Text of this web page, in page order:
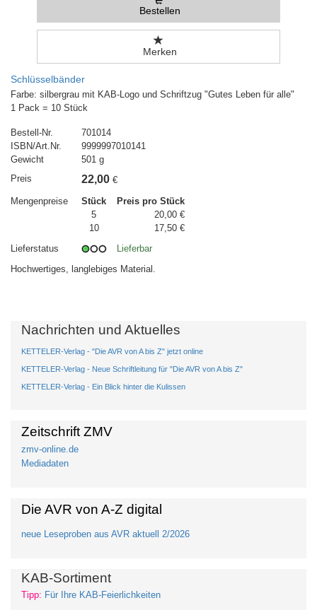
Bestellen
Merken
Schlüsselbänder
Farbe: silbergrau mit KAB-Logo und Schriftzug "Gutes Leben für alle"
1 Pack = 10 Stück
Bestell-Nr.
701014
ISBN/Art.Nr.
9999997010141
Gewicht
501 g
Preis
22,00 €
Mengenpreise
Stück
Preis pro Stück
5
20,00 €
10
17,50 €
Lieferstatus
Lieferbar
Hochwertiges, langlebiges Material.
Nachrichten und Aktuelles
KETTELER-Verlag - "Die AVR von A bis Z" jetzt online
KETTELER-Verlag - Neue Schriftleitung für "Die AVR von A bis Z"
KETTELER-Verlag - Ein Blick hinter die Kulissen
Zeitschrift ZMV
zmv-online.de
Mediadaten
Die AVR von A-Z digital
neue Leseproben aus AVR aktuell 2/2026
KAB-Sortiment
Tipp: Für Ihre KAB-Feierlichkeiten